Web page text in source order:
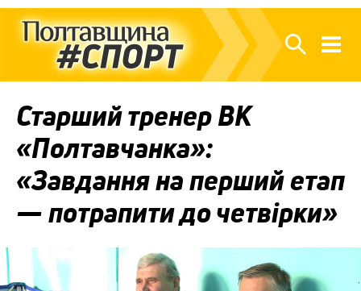
Старший тренер ВК
«Полтавчанка»:
«Завдання на перший етап
— потрапити до четвірки»